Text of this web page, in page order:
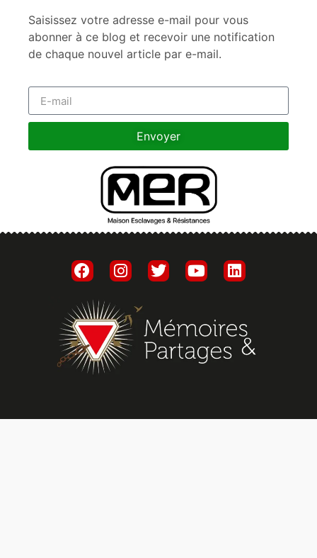
Saisissez votre adresse e-mail pour vous
abonner à ce blog et recevoir une notification
de chaque nouvel article par e-mail.
Envoyer